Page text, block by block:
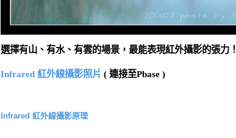
選擇有山、有水、有雲的場景，最能表現紅外攝影的張力！
Infrared 紅外線攝影照片 ( 連接至Pbase )
Infrared 紅外線攝影原理